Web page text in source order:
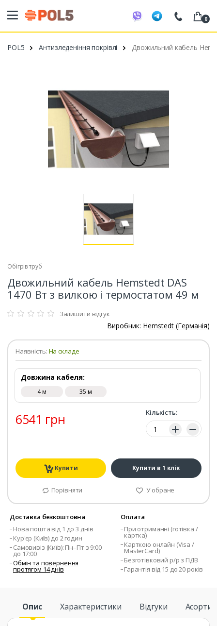
098 20 52 818
099 53 43 210
0
POL5 Антизледеніння покрівлі Двожильний кабель
Обігрів труб
Двожильний кабель Hemstedt DAS
1470 Вт з вилкою і термостатом 49 м
Залишити відгук
Виробник: Hemstedt (Германія)
Наявність: На складе
Довжина кабеля:
4 м 35 м
6541 грн Кількість:
Кількість:
Купити Купити в 1 клік
Порівняти У обране
Доставка безкоштовна
Нова пошта від 1 до 3 днів
Кур'єр (Київ) до 2 годин
Самовивіз (Київ): Пн–Пт з 9:00
до 17:00
Обмін та повернення
протягом 14 днів
Оплата
При отриманні (готівка /
картка)
Карткою онлайн (Visa /
MasterCard)
Безготівковий р/р з ПДВ
Гарантія від 15 до 20 років
Опис Характеристики Відгуки